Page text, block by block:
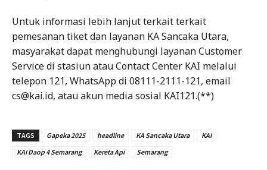
Untuk informasi lebih lanjut terkait terkait
pemesanan tiket dan layanan KA Sancaka Utara,
masyarakat dapat menghubungi layanan Customer
Service di stasiun atau Contact Center KAI melalui
telepon 121, WhatsApp di 08111-2111-121, email
cs@kai.id, atau akun media sosial KAI121.(**)
TAGS Gapeka 2025 headline KA Sancaka Utara
KAI
KAI Daop 4 Semarang
Kereta Api Semarang